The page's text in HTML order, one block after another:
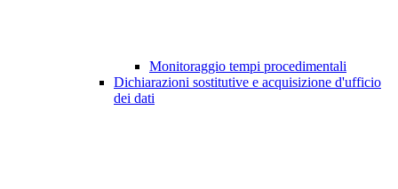
Monitoraggio tempi procedimentali
Dichiarazioni sostitutive e acquisizione d'ufficio
dei dati